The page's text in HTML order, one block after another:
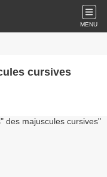
MENU
cursives